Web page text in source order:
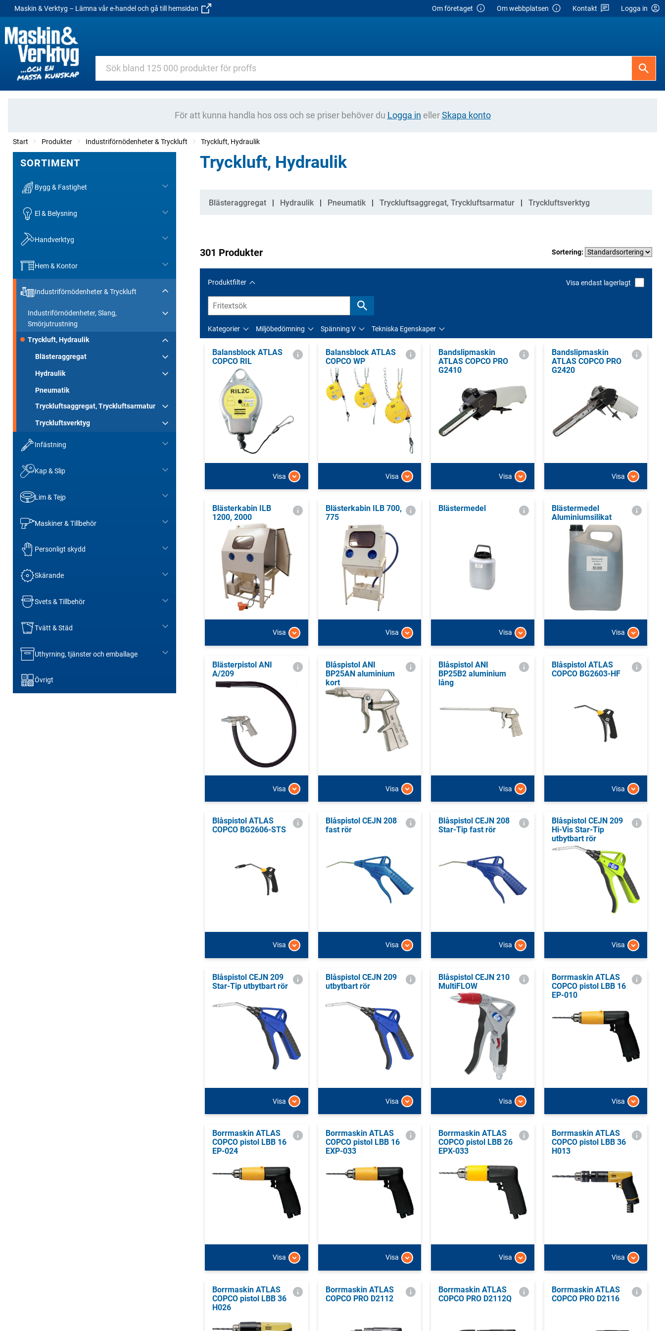
Maskin & Verktyg – Lämna vår e-handel och gå till hemsidan Om företaget Om webbplatsen Kontakt Logga in
För att kunna handla hos oss och se priser behöver du Logga in ellerSkapa konto
Start Produkter Industriförnödenheter & Tryckluft Tryckluft, Hydraulik
SORTIMENT
Bygg & Fastighet
El & Belysning
Handverktyg
Hem & Kontor
Industriförnödenheter & Tryckluft
Industriförnödenheter, Slang,
Smörjutrustning
Tryckluft, Hydraulik
Blästeraggregat
Hydraulik
Pneumatik
Tryckluftsaggregat, Tryckluftsarmatur
Tryckluftsverktyg
Infästning
Kap & Slip
Lim & Tejp
Maskiner & Tillbehör
Personligt skydd
Skärande
Svets & Tillbehör
Tvätt & Städ
Uthyrning, tjänster och emballage
Övrigt
Tryckluft, Hydraulik
Kategorier
Blästeraggregat Hydraulik Pneumatik Tryckluftsaggregat, Tryckluftsarmatur Tryckluftsverktyg
301 Produkter Sortering:
Produktfilter Visa endast lagerlagt
Kategorier Miljöbedömning Spänning V Tekniska Egenskaper
Balansblock ATLAS
COPCO RIL
Visa
Balansblock ATLAS
COPCO WP
Visa
Bandslipmaskin
ATLAS COPCO PRO
G2410
Visa
Bandslipmaskin
ATLAS COPCO PRO
G2420
Visa
Blästerkabin ILB
1200, 2000
Visa
Blästerkabin ILB 700,
775
Visa
Blästermedel
Visa
Blästermedel
Aluminiumsilikat
Visa
Blästerpistol ANI
A/209
Visa
Blåspistol ANI
BP25AN aluminium
kort
Visa
Blåspistol ANI
BP25B2 aluminium
lång
Visa
Blåspistol ATLAS
COPCO BG2603-HF
Visa
Blåspistol ATLAS
COPCO BG2606-STS
Visa
Blåspistol CEJN 208
fast rör
Visa
Blåspistol CEJN 208
Star-Tip fast rör
Visa
Blåspistol CEJN 209
Hi-Vis Star-Tip
utbytbart rör
Visa
Blåspistol CEJN 209
Star-Tip utbytbart rör
Visa
Blåspistol CEJN 209
utbytbart rör
Visa
Blåspistol CEJN 210
MultiFLOW
Visa
Borrmaskin ATLAS
COPCO pistol LBB 16
EP-010
Visa
Borrmaskin ATLAS
COPCO pistol LBB 16
EP-024
Visa
Borrmaskin ATLAS
COPCO pistol LBB 16
EXP-033
Visa
Borrmaskin ATLAS
COPCO pistol LBB 26
EPX-033
Visa
Borrmaskin ATLAS
COPCO pistol LBB 36
H013
Visa
Borrmaskin ATLAS
COPCO pistol LBB 36
H026
Borrmaskin ATLAS
COPCO PRO D2112
Borrmaskin ATLAS
COPCO PRO D2112Q
Borrmaskin ATLAS
COPCO PRO D2116